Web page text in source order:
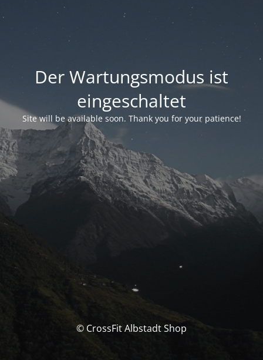
Der Wartungsmodus ist
eingeschaltet
Site will be available soon. Thank you for your patience!
© CrossFit Albstadt Shop